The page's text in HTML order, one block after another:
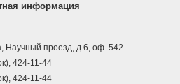
информация
Научный проезд, д.6, оф. 542
424-11-44
424-11-44